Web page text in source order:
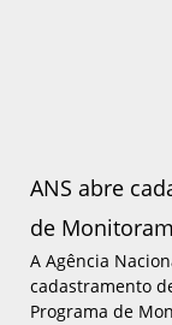
ANS abre
de
A Agência
cadastramento
Programa de